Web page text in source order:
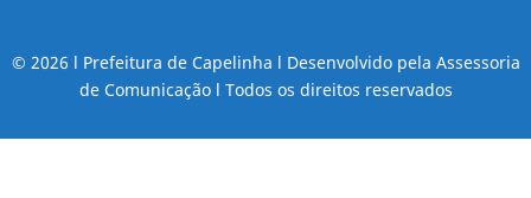
© 2026 l Prefeitura de Capelinha l Desenvolvido pela Assessoria
de Comunicação l Todos os direitos reservados